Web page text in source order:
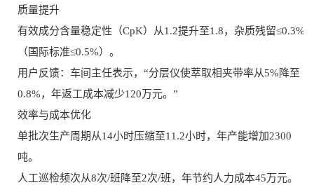
质量提升
有效成分含量稳定性（CpK）从1.2提升至1.8，杂质残留≤0.3%
（国际标准≤0.5%）。
用户反馈：车间主任表示，“分层仪使萃取相夹带率从5%降至
0.8%，年返工成本减少120万元。”
效率与成本优化
单批次生产周期从14小时压缩至11.2小时，年产能增加2300
吨。
人工巡检频次从8次/班降至2次/班，年节约人力成本45万元。